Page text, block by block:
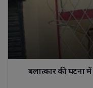
बलात्कार की घटना